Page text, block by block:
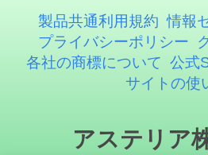
製品共通利用規約 情報
プライバシーポリシー
各社の商標について 公式
サイトの使
アステリア